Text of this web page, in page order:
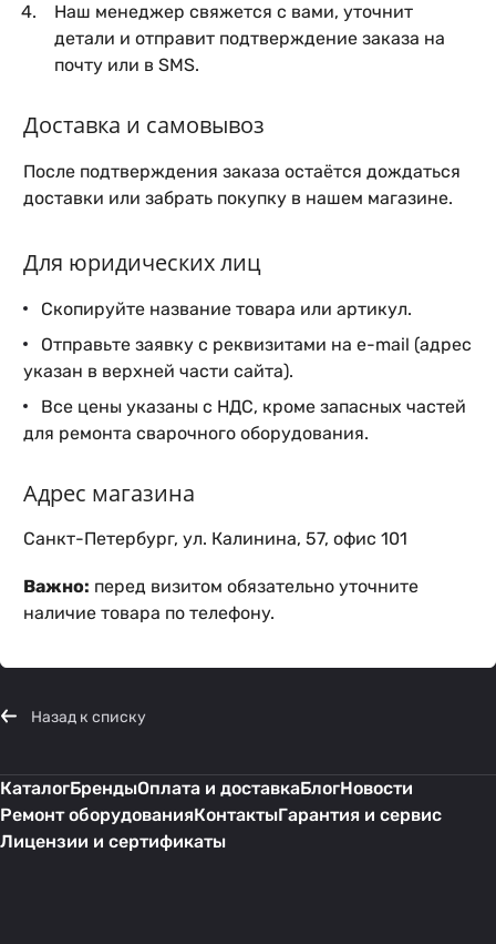
Наш менеджер свяжется с вами, уточнит
детали и отправит подтверждение заказа на
почту или в SMS.
Доставка и самовывоз
После подтверждения заказа остаётся дождаться
доставки или забрать покупку в нашем магазине.
Для юридических лиц
Скопируйте название товара или артикул.
Отправьте заявку с реквизитами на e-mail (адрес
указан в верхней части сайта).
Все цены указаны с НДС, кроме запасных частей
для ремонта сварочного оборудования.
Адрес магазина
Санкт-Петербург, ул. Калинина, 57, офис 101
Важно: перед визитом обязательно уточните
наличие товара по телефону.
Назад к списку
КаталогБрендыОплата и доставкаБлогНовости
Ремонт оборудованияКонтактыГарантия и сервис
Лицензии и сертификаты